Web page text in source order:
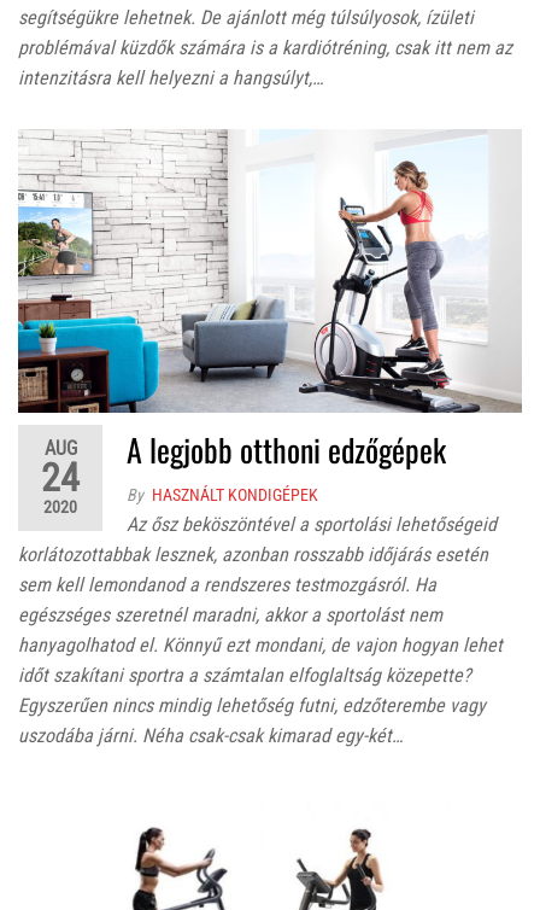
segítségükre lehetnek. De ajánlott még túlsúlyosok, ízületi
problémával küzdők számára is a kardiótréning, csak itt nem az
intenzitásra kell helyezni a hangsúlyt,…
AUG
24
2020
A legjobb otthoni edzőgépek
By HASZNÁLT KONDIGÉPEK
Az ősz beköszöntével a sportolási lehetőségeid
korlátozottabbak lesznek, azonban rosszabb időjárás esetén
sem kell lemondanod a rendszeres testmozgásról. Ha
egészséges szeretnél maradni, akkor a sportolást nem
hanyagolhatod el. Könnyű ezt mondani, de vajon hogyan lehet
időt szakítani sportra a számtalan elfoglaltság közepette?
Egyszerűen nincs mindig lehetőség futni, edzőterembe vagy
uszodába járni. Néha csak-csak kimarad egy-két…